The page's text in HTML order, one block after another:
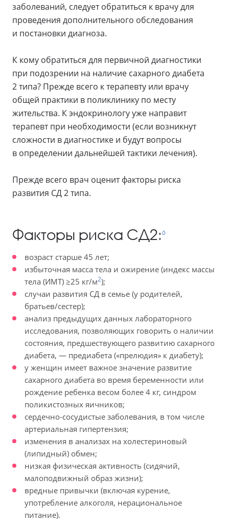
заболеваний, следует обратиться к врачу для
проведения дополнительного обследования
и постановки диагноза.
К кому обратиться для первичной диагностики
при подозрении на наличие сахарного диабета
2 типа? Прежде всего к терапевту или врачу
общей практики в поликлинику по месту
жительства. К эндокринологу уже направит
терапевт при необходимости (если возникнут
сложности в диагностике и будут вопросы
в определении дальнейшей тактики лечения).
Прежде всего врач оценит факторы риска
развития СД 2 типа.
Факторы риска СД2: 6
возраст старше 45 лет;
избыточная масса тела и ожирение (индекс массы
тела (ИМТ) ≥25 кг/м2);
случаи развития СД в семье (у родителей,
братьев/сестер);
анализ предыдущих данных лабораторного
исследования, позволяющих говорить о наличии
состояния, предшествующего развитию сахарного
диабета, — предиабета («прелюдия» к диабету);
у женщин имеет важное значение развитие
сахарного диабета во время беременности или
рождение ребенка весом более 4 кг, синдром
поликистозных яичников;
сердечно-сосудистые заболевания, в том числе
артериальная гипертензия;
изменения в анализах на холестериновый
(липидный) обмен;
низкая физическая активность (сидячий,
малоподвижный образ жизни);
вредные привычки (включая курение,
употребление алкоголя, нерациональное
питание).